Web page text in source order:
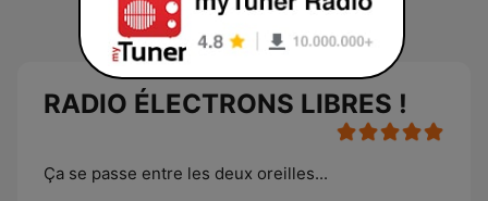
RADIO ÉLECTRONS LIBRES !
Ça se passe entre les deux oreilles...